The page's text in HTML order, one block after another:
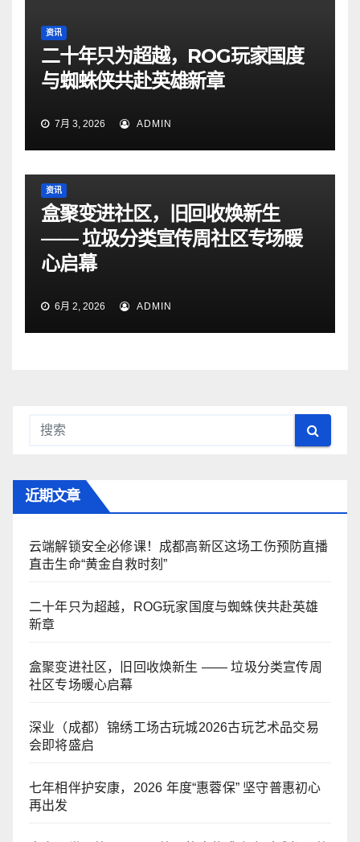
资讯
二十年只为超越，ROG玩家国度
与蜘蛛侠共赴英雄新章
7月 3, 2026 ADMIN
资讯
盒聚变进社区，旧回收焕新生
—— 垃圾分类宣传周社区专场暖
心启幕
6月 2, 2026 ADMIN
近期文章
云端解锁安全必修课！成都高新区这场工伤预防直播
直击生命“黄金自救时刻”
二十年只为超越，ROG玩家国度与蜘蛛侠共赴英雄
新章
盒聚变进社区，旧回收焕新生 —— 垃圾分类宣传周
社区专场暖心启幕
深业（成都）锦绣工场古玩城2026古玩艺术品交易
会即将盛启
七年相伴护安康，2026 年度“惠蓉保” 坚守普惠初心
再出发